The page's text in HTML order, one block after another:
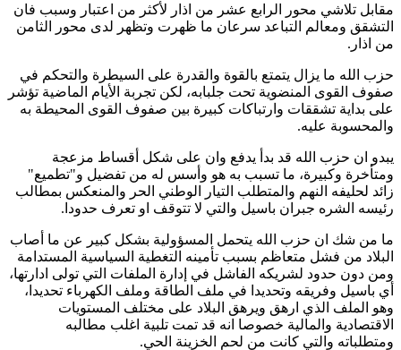
مقابل تلاشي محور الرابع عشر من اذار لأكثر من اعتبار وسبب فان
التشقق ومعالم التباعد سرعان ما ظهرت وتظهر لدى محور الثامن
من اذار.
حزب الله ما يزال يتمتع بالقوة والقدرة على السيطرة والتحكم في
صفوف القوى المنضوية تحت جلبابه، لكن تجربة الأيام الماضية تؤشر
على بداية تشققات وارتباكات كبيرة بين صفوف القوى المحيطة به
والمحسوبة عليه.
يبدو ان حزب الله قد بدأ يدفع وان على شكل أقساط مزعجة
ومتأخرة وكبيرة، ما تسبب به هو وأسس له من تفضيل و"تطميع"
زائد لحليفه النهم والمتطلب التيار الوطني الحر والمنعكس بمطالب
رئيسه الشره جبران باسيل والتي لا تتوقف او تعرف حدودا.
ما من شك ان حزب الله يتحمل المسؤولية بشكل كبير عن ما أصاب
البلاد من فشل متعاظم بسبب تأمينه التغطية السياسية المستدامة
ومن دون حدود لشريكه الفاشل في إدارة الملفات التي تولى ادارتها،
أي باسيل وفريقه وتحديدا في ملف الطاقة وملف الكهرباء تحديدا،
وهو الملف الذي ارهق ويرهق البلاد على مختلف المستويات
الاقتصادية والمالية خصوصا انه قد تمت تلبية اغلب مطالبه
ومتطلباته والتي كانت من لحم الخزينة الحي.